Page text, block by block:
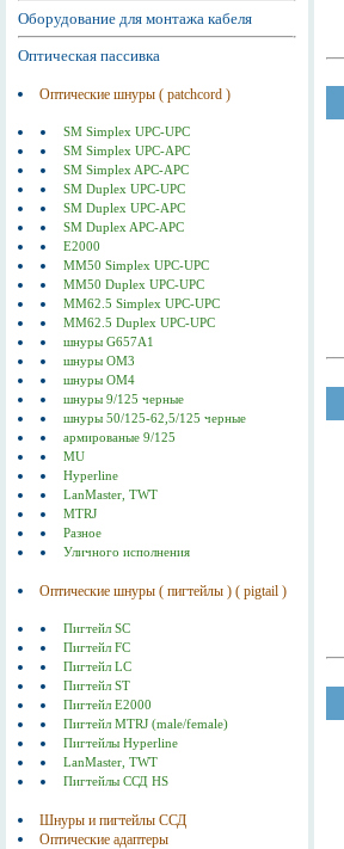
Оборудование для монтажа кабеля
Оптическая пассивка
Оптические шнуры ( patchcord )
SM Simplex UPC-UPC
SM Simplex UPC-APC
SM Simplex APC-APC
SM Duplex UPC-UPC
SM Duplex UPC-APC
SM Duplex APC-APC
E2000
MM50 Simplex UPC-UPC
MM50 Duplex UPC-UPC
MM62.5 Simplex UPC-UPC
MM62.5 Duplex UPC-UPC
шнуры G657A1
шнуры ОМ3
шнуры ОМ4
шнуры 9/125 черные
шнуры 50/125-62,5/125 черные
армированые 9/125
MU
Hyperline
LanMaster, TWT
MTRJ
Разное
Уличного исполнения
Оптические шнуры ( пигтейлы ) ( pigtail )
Пигтейл SC
Пигтейл FC
Пигтейл LC
Пигтейл ST
Пигтейл E2000
Пигтейл MTRJ (male/female)
Пигтейлы Hyperline
LanMaster, TWT
Пигтейлы ССД HS
Шнуры и пигтейлы ССД
Оптические адаптеры